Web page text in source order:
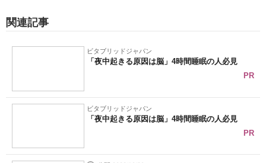
関連記事
ビタブリッドジャパン
「夜中起きる原因は脳」4時間睡眠の人必見
PR
ビタブリッドジャパン
「夜中起きる原因は脳」4時間睡眠の人必見
PR